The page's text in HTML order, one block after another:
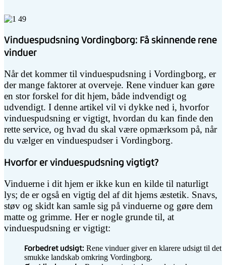
Vinduespudsning Vordingborg: Få skinnende rene
vinduer
Når det kommer til vinduespudsning i Vordingborg, er
der mange faktorer at overveje. Rene vinduer kan gøre
en stor forskel for dit hjem, både indvendigt og
udvendigt. I denne artikel vil vi dykke ned i, hvorfor
vinduespudsning er vigtigt, hvordan du kan finde den
rette service, og hvad du skal være opmærksom på, når
du vælger en vinduespudser i Vordingborg.
Hvorfor er vinduespudsning vigtigt?
Vinduerne i dit hjem er ikke kun en kilde til naturligt
lys; de er også en vigtig del af dit hjems æstetik. Snavs,
støv og skidt kan samle sig på vinduerne og gøre dem
matte og grimme. Her er nogle grunde til, at
vinduespudsning er vigtigt:
Forbedret udsigt: Rene vinduer giver en klarere udsigt til det
smukke landskab omkring Vordingborg.